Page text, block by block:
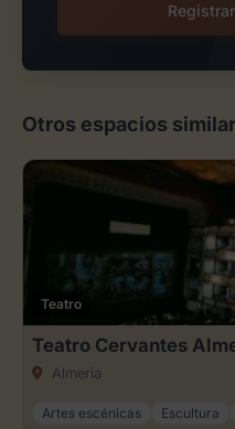
Otros espacios
Teatro
Teatro Cervantes
Almería
Artes escénicas Escultura